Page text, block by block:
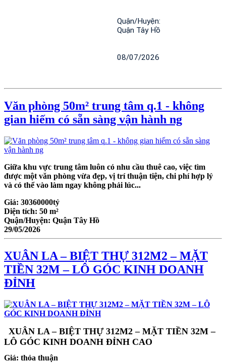
Quận/Huyện:
Quận Tây Hồ
08/07/2026
Văn phòng 50m² trung tâm q.1 - không
gian hiếm có sẵn sàng vận hành ng
Giữa khu vực trung tâm luôn có nhu cầu thuê cao, việc tìm
được một văn phòng vừa đẹp, vị trí thuận tiện, chi phí hợp lý
và có thể vào làm ngay không phải lúc...
Giá: 30360000tỷ
Diện tích: 50 m²
Quận/Huyện: Quận Tây Hồ
29/05/2026
XUÂN LA – BIỆT THỰ 312M2 – MẶT
TIỀN 32M – LÔ GÓC KINH DOANH
ĐỈNH
XUÂN LA – BIỆT THỰ 312M2 – MẶT TIỀN 32M –
LÔ GÓC KINH DOANH ĐỈNH CAO
Giá: thỏa thuận